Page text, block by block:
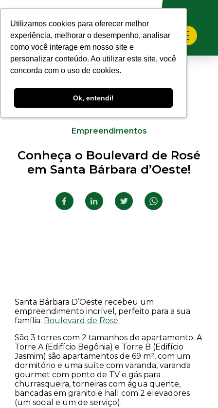
Utilizamos cookies para oferecer melhor
experiência, melhorar o desempenho, analisar
como você interage em nosso site e
personalizar conteúdo. Ao utilizar este site, você
concorda com o uso de cookies.
Ok, entendi!
Utilizamos cookies para oferecer melhor
experiência, melhorar o desempenho, analisar
como você interage em nosso site e
personalizar conteúdo. Ao utilizar este site, você
concorda com o uso de cookies.
Ok, entendi!
Empreendimentos
Conheça o Boulevard de Rosé
em Santa Bárbara d’Oeste!
Santa Bárbara D’Oeste recebeu um
empreendimento incrível, perfeito para a sua
família: Boulevard de Rosé.
São 3 torres com 2 tamanhos de apartamento. A
Torre A (Edifício Begônia) e Torre B (Edifício
Jasmim) são apartamentos de 69 m², com um
dormitório e uma suíte com varanda, varanda
gourmet com ponto de TV e gás para
churrasqueira, torneiras com água quente,
bancadas em granito e hall com 2 elevadores
(um social e um de serviço).